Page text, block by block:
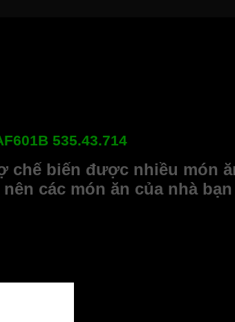
535.43.714
chế biến được nhiều món
các món ăn của nhà
Tông màu đen vừa nổi bật vừa sang trọng,